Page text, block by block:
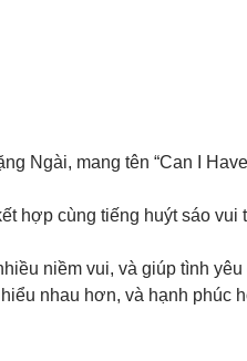
Ngài, mang tên “Can I
hợp cùng tiếng huýt sáo
niềm vui, và giúp tình
nhau hơn, và hạnh phúc